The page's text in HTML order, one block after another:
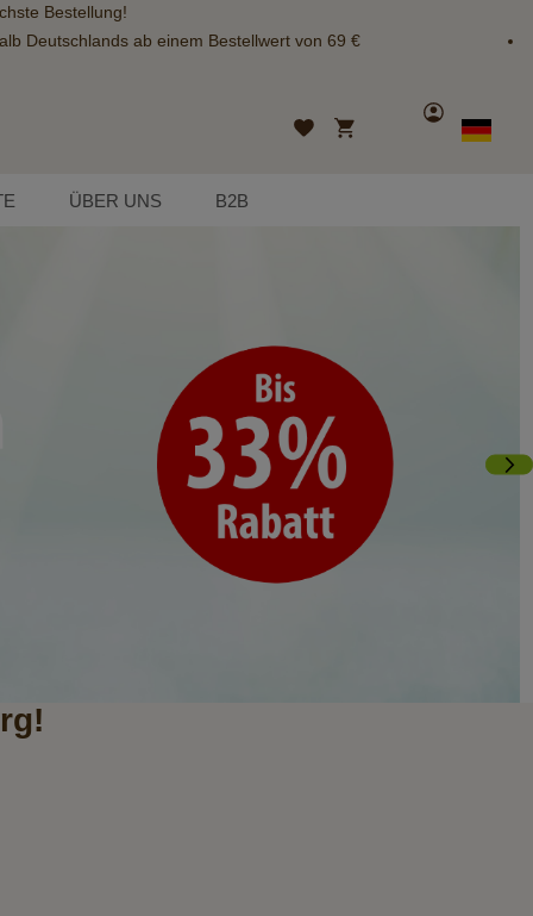
Bestellung!
Deutschlands ab einem Bestellwert von 69 €
Wunschliste
Mein Warenkorb
Konto
Sprache
German
ÜBER UNS B2B